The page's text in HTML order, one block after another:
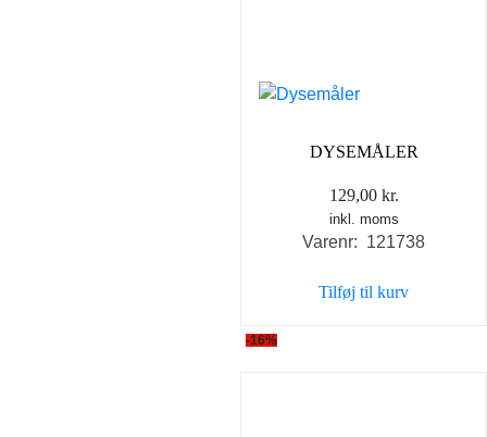
DYSEMÅLER
129,00 kr.
inkl. moms
Varenr: 121738
Tilføj til kurv
-16%